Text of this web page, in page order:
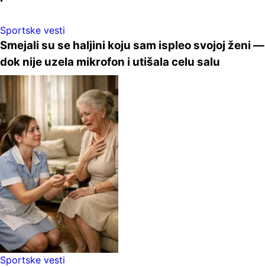
Sportske vesti
Smejali su se haljini koju sam ispleo svojoj ženi —
dok nije uzela mikrofon i utišala celu salu
Sportske vesti